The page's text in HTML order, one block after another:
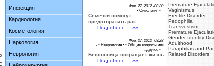
Инфекция
Кардиология
Косметология
Наркология
Неврология
Premature
Vaginismus
Erectile Disorder
Pedophilia
Transvestism
Premature
Gender Identity
Adulthood
Paraphilias and
Related Disorders
Фев. 27, 2012 -03:30
- • Онкология • -
Семечки помогут
предотвратить рак
- Подробнее - - »»
Фев. 27, 2012 -03:28
- • Неврология • • Общие вопросы или
..другое • -
Бессонница сокращает жизнь
- Подробнее - - »»